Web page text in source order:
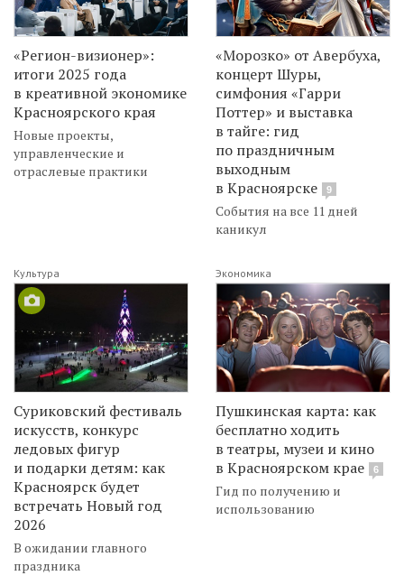
«Регион-визионер»:
итоги 2025 года
в креативной экономике
Красноярского края
Новые проекты,
управленческие и
отраслевые практики
«Морозко» от Авербуха,
концерт Шуры,
симфония «Гарри
Поттер» и выставка
в тайге: гид
по праздничным
выходным
в Красноярске
9
События на все 11 дней
каникул
Культура
Суриковский фестиваль
искусств, конкурс
ледовых фигур
и подарки детям: как
Красноярск будет
встречать Новый год
2026
В ожидании главного
праздника
Экономика
Пушкинская карта: как
бесплатно ходить
в театры, музеи и кино
в Красноярском крае
6
Гид по получению и
использованию